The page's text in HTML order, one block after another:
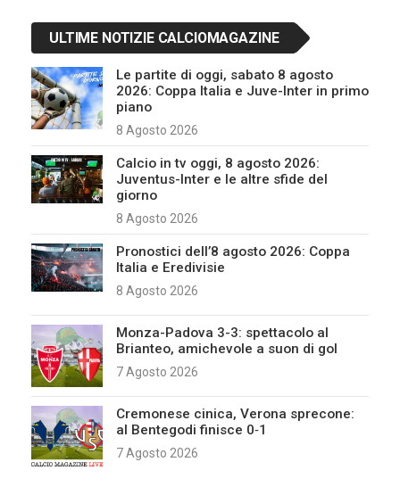
ULTIME NOTIZIE CALCIOMAGAZINE
Le partite di oggi, sabato 8 agosto
2026: Coppa Italia e Juve-Inter in primo
piano
8 Agosto 2026
Calcio in tv oggi, 8 agosto 2026:
Juventus-Inter e le altre sfide del
giorno
8 Agosto 2026
Pronostici dell’8 agosto 2026: Coppa
Italia e Eredivisie
8 Agosto 2026
Monza-Padova 3-3: spettacolo al
Brianteo, amichevole a suon di gol
7 Agosto 2026
Cremonese cinica, Verona sprecone:
al Bentegodi finisce 0‑1
7 Agosto 2026